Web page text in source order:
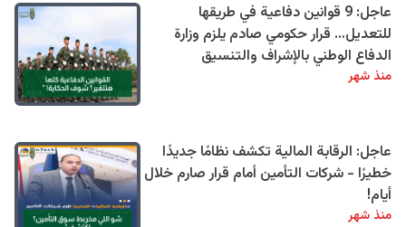
عاجل: 9 قوانين دفاعية في طريقها
للتعديل… قرار حكومي صادم يلزم وزارة
الدفاع الوطني بالإشراف والتنسيق
منذ شهر
عاجل: الرقابة المالية تكشف نظامًا جديدًا
خطيرًا - شركات التأمين أمام قرار صارم خلال
أيام!
منذ شهر